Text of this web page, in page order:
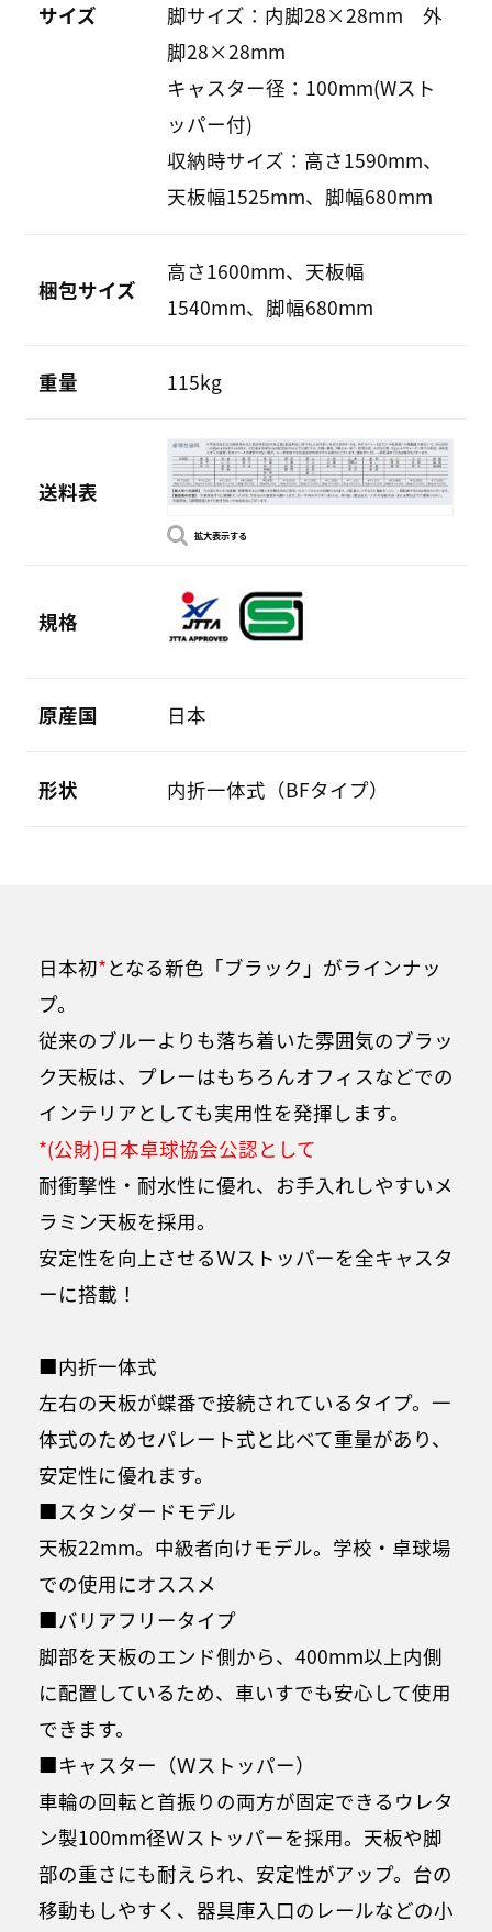
サイズ
脚サイズ：内脚28×28mm 外
脚28×28mm
キャスター径：100mm(Wスト
ッパー付)
収納時サイズ：高さ1590mm、
天板幅1525mm、脚幅680mm
梱包サイズ
高さ1600mm、天板幅
1540mm、脚幅680mm
重量 115kg
送料表
拡大表示する
規格
原産国 日本
形状 内折一体式（BFタイプ）
日本初*となる新色「ブラック」がラインナッ
プ。
従来のブルーよりも落ち着いた雰囲気のブラッ
ク天板は、プレーはもちろんオフィスなどでの
インテリアとしても実用性を発揮します。
*(公財)日本卓球協会公認として
耐衝撃性・耐水性に優れ、お手入れしやすいメ
ラミン天板を採用。
安定性を向上させるＷストッパーを全キャスタ
ーに搭載！
■内折一体式
左右の天板が蝶番で接続されているタイプ。一
体式のためセパレート式と比べて重量があり、
安定性に優れます。
■スタンダードモデル
天板22mm。中級者向けモデル。学校・卓球場
での使用にオススメ
■バリアフリータイプ
脚部を天板のエンド側から、400mm以上内側
に配置しているため、車いすでも安心して使用
できます。
■キャスター（Ｗストッパー）
車輪の回転と首振りの両方が固定できるウレタ
ン製100mm径Ｗストッパーを採用。天板や脚
部の重さにも耐えられ、安定性がアップ。台の
移動もしやすく、器具庫入口のレールなどの小